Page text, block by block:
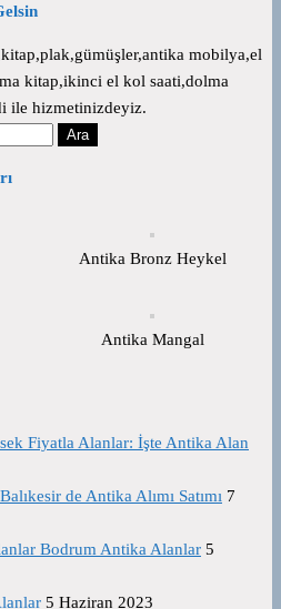
mobilya,el
kitap,ikinci el kol saati,dolma
ile hizmetinizdeyiz.
Antika Bronz Heykel
Antika Mangal
Fiyatla Alanlar: İşte Antika Alan
de Antika Alımı Satımı 7
Bodrum Antika Alanlar 5
5 Haziran 2023